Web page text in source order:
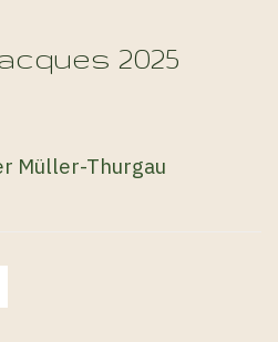
2025
Müller-Thurgau